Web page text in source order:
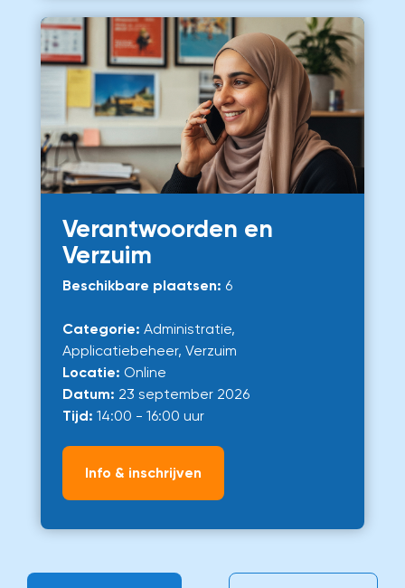
Verantwoorden en
Verzuim
Beschikbare plaatsen: 6
Categorie: Administratie,
Applicatiebeheer, Verzuim
Locatie: Online
Datum: 23 september 2026
Tijd: 14:00 - 16:00 uur
Info & inschrijven